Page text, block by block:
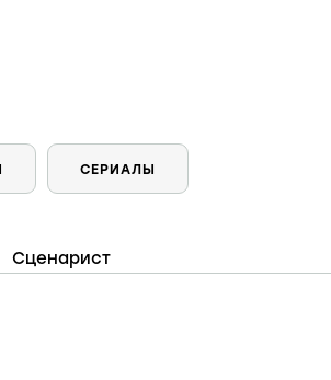
СЕРИАЛЫ
Сценарист